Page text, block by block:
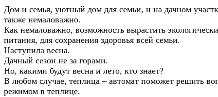
Дом и семья, уютный дом для семьи, и на дачном
также немаловажно.
Как немаловажно, возможность вырастить
питания, для сохранения здоровья всей семьи.
Наступила весна.
Дачный сезон не за горами.
Но, какими будут весна и лето, кто знает?
В любом случае, теплица – автомат поможет решить
режимом в теплице.